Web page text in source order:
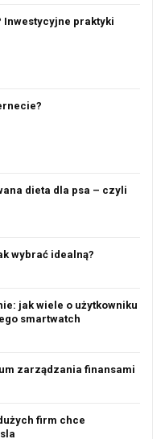
Inwestycyjne praktyki
dieta dla psa – czyli
wybrać idealną?
jak wiele o użytkowniku
smartwatch
zarządzania finansami
firm chce